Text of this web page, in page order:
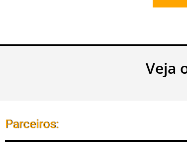
Veja
Parceiros: